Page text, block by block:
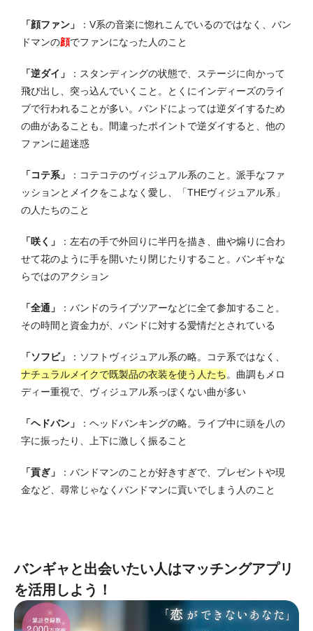
「顔ファン」
：V系の音楽に惚れこんでいるのではなく、バン
ドマンの顔でファンになった人のこと
「逆ダイ」
：スタンディングの状態で、ステージに向かって
飛び出し、突っ込んでいくこと。とくにインディーズのライ
ブで行われることが多い。バンドによっては逆ダイするため
の曲があることも。間違ったポイントで逆ダイすると、他の
ファンに超迷惑
「コテ系」
：コテコテのヴィジュアル系のこと。派手なファ
ッションとメイクをこよなく愛し、「THEヴィジュアル系」
の人たちのこと
「咲く」
：左右の手で外回りに半円を描き、曲や煽りに合わ
せて花のように手を開いたり閉じたりすること。バンギャな
らではのアクション
「全通」
：バンドのライブツアーなどに全て参加すること。
その時間と資金力が、バンドに対する愛情だとされている
「ソフビ」
：ソフトヴィジュアル系の略。コテ系ではなく、
ナチュラルメイクで既製品の衣装を使う人たち。曲調もメロ
ディー重視で、ヴィジュアル系っぽくない曲が多い
「ヘドバン」
：ヘッドバンキングの略。ライブ中に頭を八の
字に振ったり、上下に激しく振ること
「貢ぎ」
：バンドマンのことが好きすぎで、プレゼントや現
金など、尋常じゃなくバンドマンに貢いでしまう人のこと
バンギャと出会いたい人はマッチングアプリ
を活用しよう！